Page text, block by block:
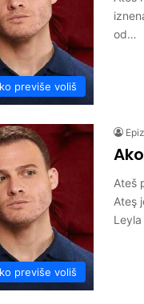
previše voliš
od…
previše voliš
Ateš
Ateş